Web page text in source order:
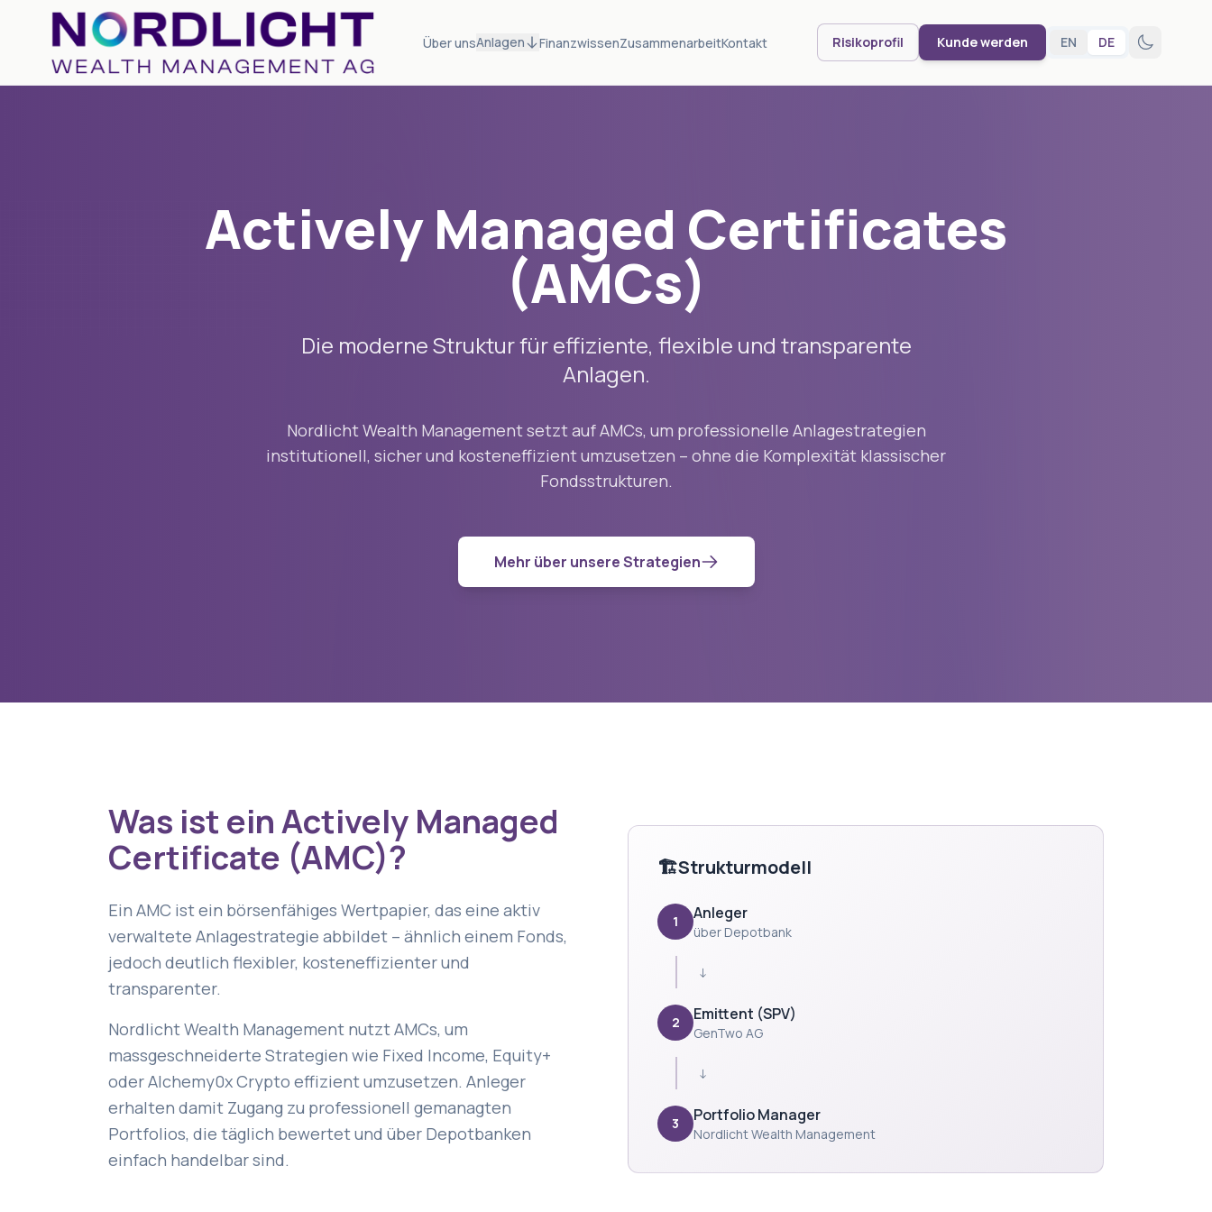
Über unsAnlagen FinanzwissenZusammenarbeitKontakt Risikoprofil Kunde werden EN DE
Actively Managed Certificates
(AMCs)
Die moderne Struktur für effiziente, flexible und transparente
Anlagen.
Nordlicht Wealth Management setzt auf AMCs, um professionelle Anlagestrategien
institutionell, sicher und kosteneffizient umzusetzen – ohne die Komplexität klassischer
Fondsstrukturen.
Mehr über unsere Strategien
Was ist ein Actively Managed
Certificate (AMC)?
Ein AMC ist ein börsenfähiges Wertpapier, das eine aktiv
verwaltete Anlagestrategie abbildet – ähnlich einem Fonds,
jedoch deutlich flexibler, kosteneffizienter und
transparenter.
Nordlicht Wealth Management nutzt AMCs, um
massgeschneiderte Strategien wie Fixed Income, Equity+
oder Alchemy0x Crypto effizient umzusetzen. Anleger
erhalten damit Zugang zu professionell gemanagten
Portfolios, die täglich bewertet und über Depotbanken
einfach handelbar sind.
🏗️Strukturmodell
1 Anleger
über Depotbank
↓
2 Emittent (SPV)
GenTwo AG
↓
3 Portfolio Manager
Nordlicht Wealth Management